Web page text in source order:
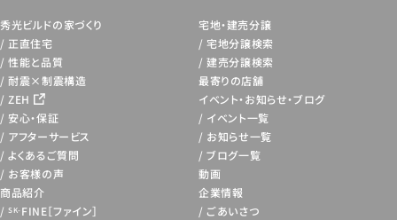
秀光ビルドの家づくり
正直住宅
性能と品質
耐震×制震構造
ZEH
安心・保証
アフターサービス
よくあるご質問
お客様の声
商品紹介
SK-FINE［ファイン］
宅地・建売分譲
宅地分譲検索
建売分譲検索
最寄りの店舗
イベント・お知らせ・ブログ
イベント一覧
お知らせ一覧
ブログ一覧
動画
企業情報
ごあいさつ